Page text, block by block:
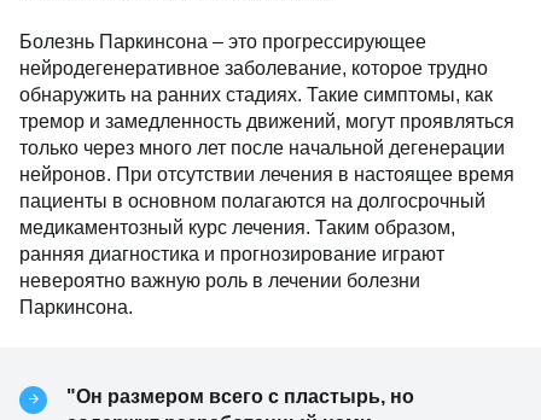
Болезнь Паркинсона – это прогрессирующее
нейродегенеративное заболевание, которое трудно
обнаружить на ранних стадиях. Такие симптомы, как
тремор и замедленность движений, могут проявляться
только через много лет после начальной дегенерации
нейронов. При отсутствии лечения в настоящее время
пациенты в основном полагаются на долгосрочный
медикаментозный курс лечения. Таким образом,
ранняя диагностика и прогнозирование играют
невероятно важную роль в лечении болезни
Паркинсона.
"Он размером всего с пластырь, но